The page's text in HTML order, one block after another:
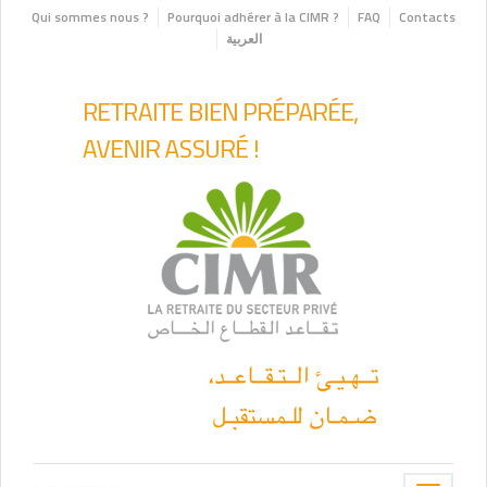
Qui sommes nous ? Pourquoi adhérer à la CIMR ? FAQ
Contacts
العربية